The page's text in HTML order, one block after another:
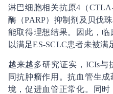
淋巴细胞相关抗原4（
酶（PARP）抑制剂及贝伐
能取得理想结果。因此，临
以满足ES-SCLC患者未被满
越来越多研究证实，ICIs
同抗肿瘤作用。抗血管生
境，促进血管正常化。同